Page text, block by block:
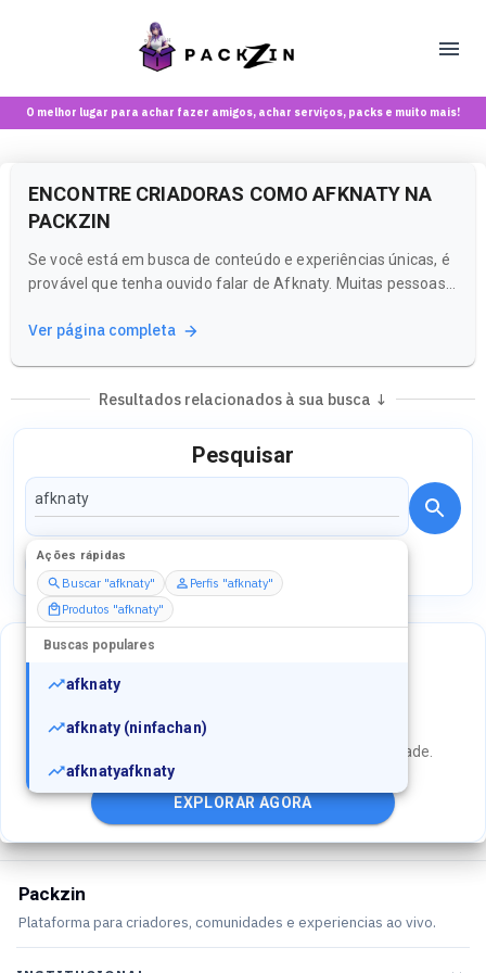
O melhor lugar para achar fazer amigos, achar serviços, packs e muito mais!
ENCONTRE CRIADORAS COMO AFKNATY NA
PACKZIN
Se você está em busca de conteúdo e experiências únicas, é
provável que tenha ouvido falar de Afknaty. Muitas pessoas
compartilham uma vibe semelhante e oferecem conteúdos
Ver página completa
Resultados relacionados à sua busca ↓
Pesquisar
Ações rápidas
Buscar "afknaty"
Perfis "afknaty"
Produtos "afknaty"
Buscas populares
afknaty
afknaty (ninfachan)
afknatyafknaty
Perfis
NÃO ENCONTROU O QUE PROCURAVA?
Explore produtos e serviços populares da comunidade.
EXPLORAR AGORA
Packzin
Plataforma para criadores, comunidades e experiencias ao vivo.